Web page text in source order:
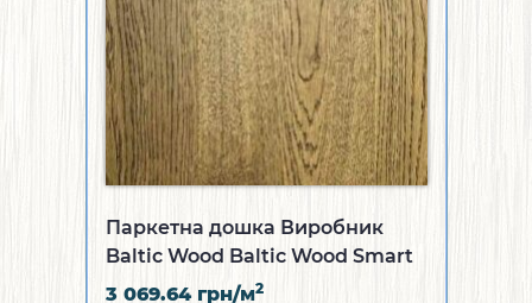
Паркетна дошка Виробник
Baltic Wood Baltic Wood Smart
Collection Дуб Superrustik 1R
3 069.64 грн/м2